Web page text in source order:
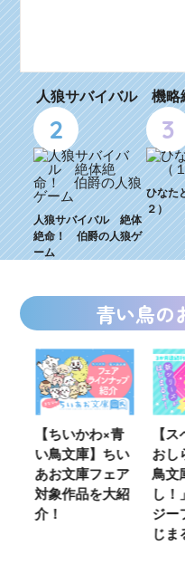
人狼サバイバル 機
2
人狼サバイバル 絶体
絶命！ 伯爵の人狼ゲ
ーム
3
ひなた
２）
青い鳥の
【ちいかわ×青
い鳥文庫】ちい
あお文庫フェア
対象作品を大紹
介！
【
おし
鳥文
し！
ジー
じま